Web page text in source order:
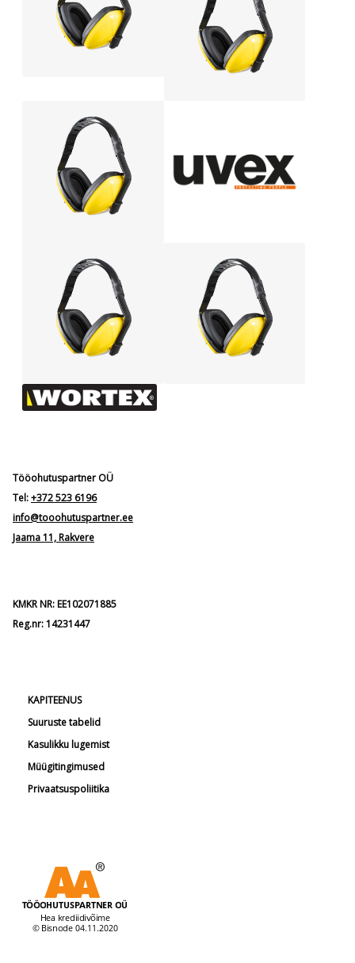
Tööohutuspartner OÜ
Tel:+372 523 6196
info@tooohutuspartner.ee
Jaama 11, Rakvere
KMKR NR: EE102071885
Reg.nr: 14231447
KAPITEENUS
Suuruste tabelid
Kasulikku lugemist
Müügitingimused
Privaatsuspoliitika